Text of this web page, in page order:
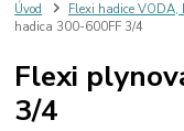
Úvod Flexi hadice VODA,
hadica 300-600FF 3/4
Flexi
3/4